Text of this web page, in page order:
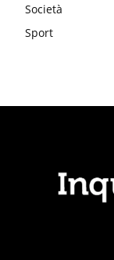
Società
Sport